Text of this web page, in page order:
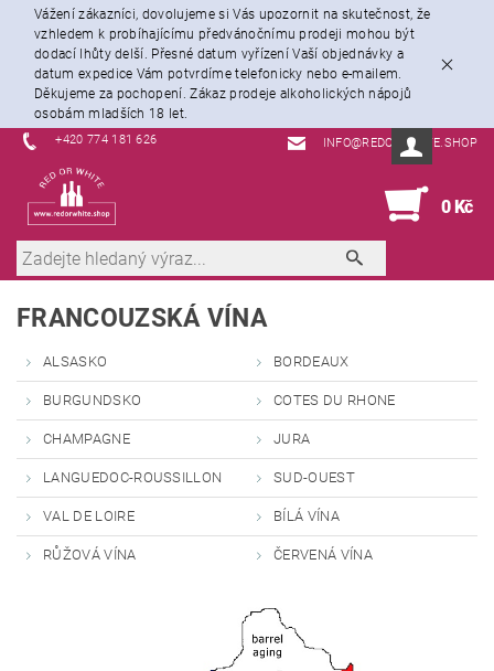
Vážení zákazníci, dovolujeme si Vás upozornit na skutečnost, že
vzhledem k probíhajícímu předvánočnímu prodeji mohou být
dodací lhůty delší. Přesné datum vyřízení Vaší objednávky a
datum expedice Vám potvrdíme telefonicky nebo e-mailem.
Děkujeme za pochopení. Zákaz prodeje alkoholických nápojů
osobám mladších 18 let.
+420 774 181 626 INFO@REDORWHITE.SHOP
0 Kč
FRANCOUZSKÁ VÍNA
ALSASKO BORDEAUX
BURGUNDSKO COTES DU RHONE
CHAMPAGNE JURA
LANGUEDOC-ROUSSILLON SUD-OUEST
VAL DE LOIRE BÍLÁ VÍNA
RŮŽOVÁ VÍNA ČERVENÁ VÍNA